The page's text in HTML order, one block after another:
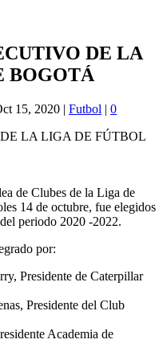
DE LA
BOGOTÁ
15, 2020 | Futbol | 0
de Clubes de la Liga de
14 de octubre, fue elegidos
periodo 2020 -2022.
por:
Presidente de Caterpillar
Presidente del Club
Academia de